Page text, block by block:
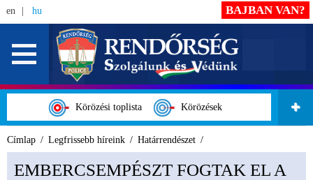
en hu
Körözési toplista Körözések
BAJBAN VAN?
Címlap Legfrissebb híreink Határrendészet
EMBERCSEMPÉSZT FOGTAK EL A